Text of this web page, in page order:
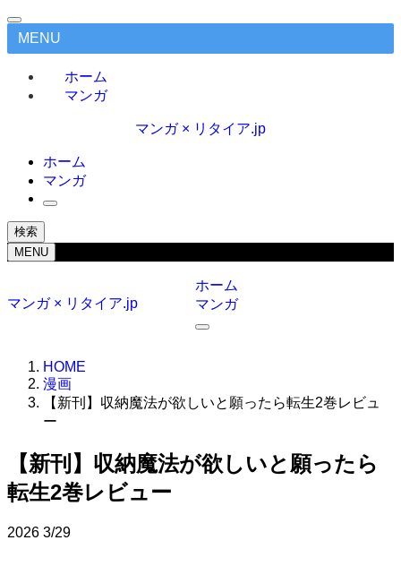
MENU
ホーム
マンガ
マンガ × リタイア.jp
ホーム
マンガ
検索
MENU
マンガ × リタイア.jp
ホーム
マンガ
HOME
漫画
【新刊】収納魔法が欲しいと願ったら転生2巻レビュ
ー
【新刊】収納魔法が欲しいと願ったら
転生2巻レビュー
2026 3/29